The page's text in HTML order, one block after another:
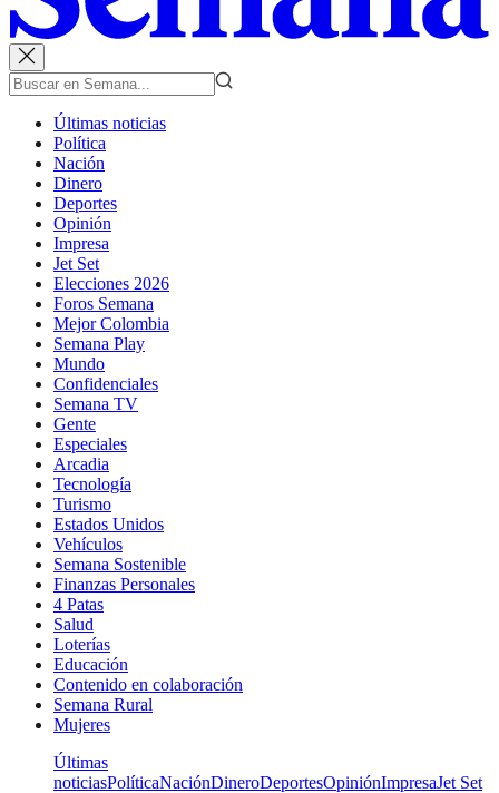
Últimas noticias
Política
Nación
Dinero
Deportes
Opinión
Impresa
Jet Set
Elecciones 2026
Foros Semana
Mejor Colombia
Semana Play
Mundo
Confidenciales
Semana TV
Gente
Especiales
Arcadia
Tecnología
Turismo
Estados Unidos
Vehículos
Semana Sostenible
Finanzas Personales
4 Patas
Salud
Loterías
Educación
Contenido en colaboración
Semana Rural
Mujeres
Últimas
noticiasPolíticaNaciónDineroDeportesOpiniónImpresaJet Set